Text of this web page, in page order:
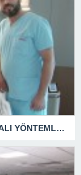
“GİZLİ KANSER” AORT ANEVRİZMASI KAPALI YÖNTEMLE TEDAVİ EDİLDİ